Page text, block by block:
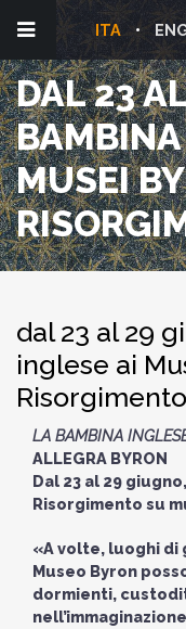
ITA
DAL 23
MUSEI
dal 23 al 29
inglese ai
Risorgimento
LA BAMBINA
ALLEGRA BYRON
Dal 23 al 29
Risorgimento su
«A volte, luoghi di
Museo Byron
dormienti,